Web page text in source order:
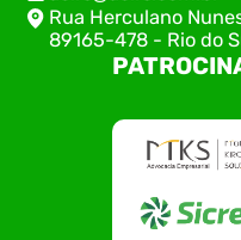
Rua Herculano
89165-478 - Rio do